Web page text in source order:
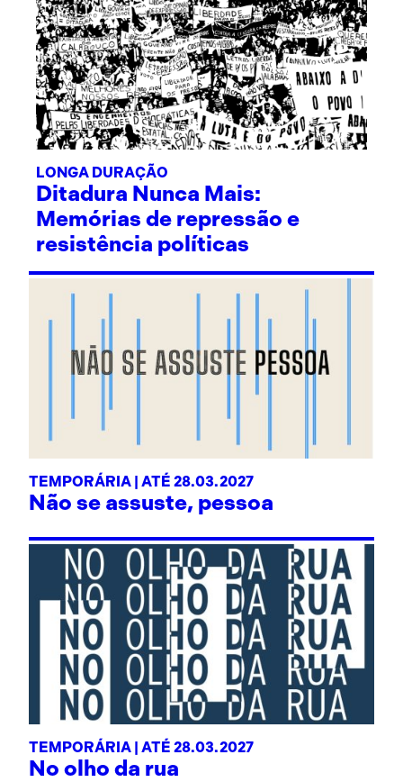
LONGA DURAÇÃO
Ditadura Nunca Mais:
Memórias de repressão e
resistência políticas
TEMPORÁRIA | ATÉ 28.03.2027
Não se assuste, pessoa
TEMPORÁRIA | ATÉ 28.03.2027
No olho da rua